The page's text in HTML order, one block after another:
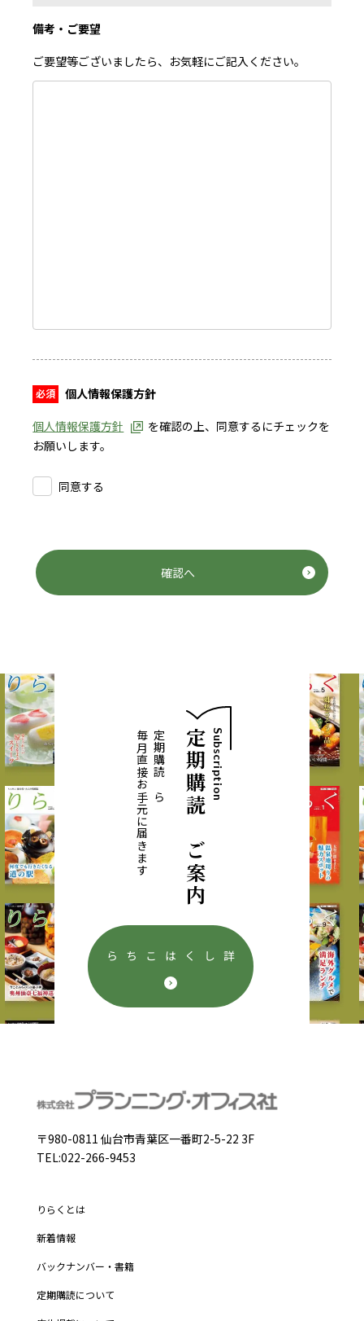
備考・ご要望
ご要望等ございましたら、お気軽にご記入ください。
個人情報保護方針
個人情報保護方針
を確認の上、同意するにチェックを
お願いします。
同意する
確認へ
Subscription
定期購読のご案内
定期購読なら
毎月直接お手元に届きます
詳しくはこちら
〒980-0811 仙台市青葉区一番町2-5-22 3F
TEL:022-266-9453
りらくとは
新着情報
バックナンバー・書籍
定期購読について